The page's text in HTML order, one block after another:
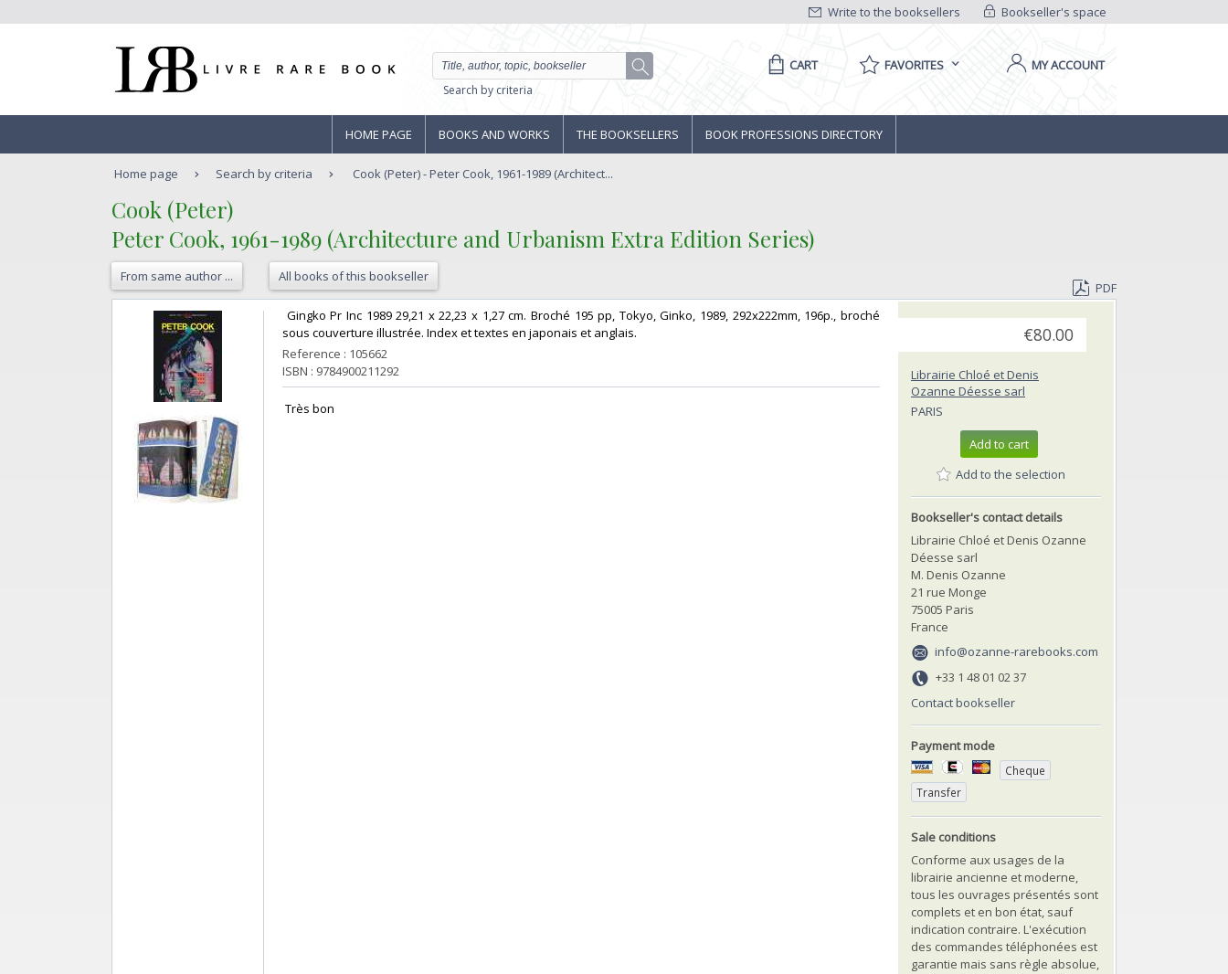
Bookseller's space
Write to the booksellers
Search by criteria
CART FAVORITES MY ACCOUNT
HOME PAGE BOOKS AND WORKS THE BOOKSELLERS BOOK PROFESSIONS DIRECTORY
Home page Search by criteria Cook (Peter) - Peter Cook, 1961-1989 (Architect...
‎Cook (Peter)‎
‎Peter Cook, 1961-1989 (Architecture and Urbanism Extra Edition Series)‎
From same author ... All books of this bookseller
PDF
‎ Gingko Pr Inc 1989 29,21 x 22,23 x 1,27 cm. Broché 195 pp, Tokyo, Ginko, 1989, 292x222mm, 196p., broché
sous couverture illustrée. Index et textes en japonais et anglais. ‎
Reference : 105662
ISBN : 9784900211292
‎ Très bon ‎
€80.00
Librairie Chloé et Denis
Ozanne Déesse sarl
PARIS
Add to cart
Add to the selection
Bookseller's contact details
Librairie Chloé et Denis Ozanne
Déesse sarl
M. Denis Ozanne
21 rue Monge
75005 Paris
France
info@ozanne-rarebooks.com
+33 1 48 01 02 37
Contact bookseller
Payment mode
Cheque
Transfer
Sale conditions
Conforme aux usages de la
librairie ancienne et moderne,
tous les ouvrages présentés sont
complets et en bon état, sauf
indication contraire. L'exécution
des commandes téléphonées est
garantie mais sans règle absolue,